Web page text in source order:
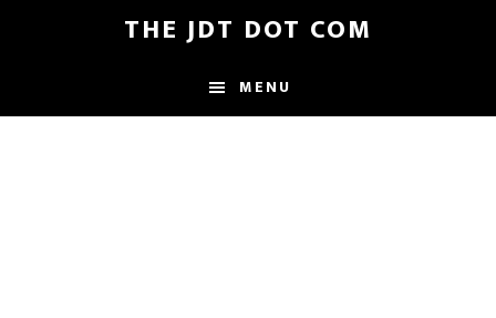
content
THE JDT DOT COM
MENU